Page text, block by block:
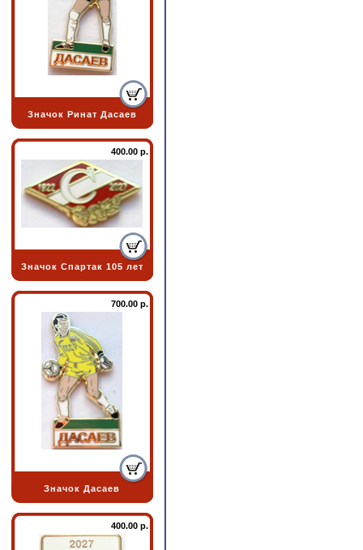
Значок Ринат Дасаев
400.00 р.
Значок Спартак 105 лет
700.00 р.
Значок Дасаев
400.00 р.